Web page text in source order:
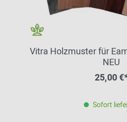
Vitra Holzmuster für
NEU
25,00
Sofort